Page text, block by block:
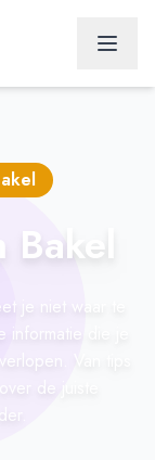
je niet waar te
die je
Van tips
de juiste